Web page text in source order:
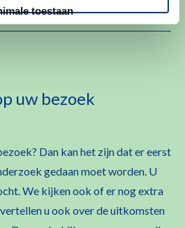
toestaan
uw bezoek
Dan kan het zijn dat er eerst
gedaan moet worden. U
We kijken ook of er nog extra
u ook over de uitkomsten